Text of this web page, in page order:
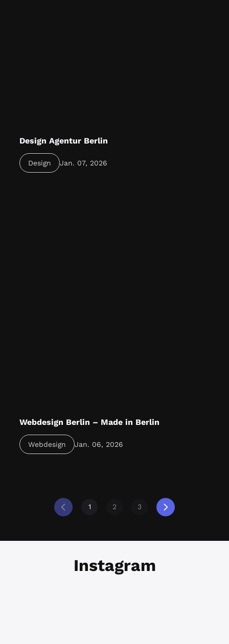
Design Agentur Berlin
Eine starke Design Agentur in Berlin entwickelt
kreative Markenauftritte, die Unternehmen in der
Hauptstadt sichtbar, modern und erfolgreich
Design Jan. 07, 2026
Webdesign Berlin – Made in Berlin
Webdesign Berlin verbindet Strategie, Design &
Technik – für Unternehmen, die online überzeugen
und wachsen wollen.
Webdesign Jan. 06, 2026
1 2 3
Instagram